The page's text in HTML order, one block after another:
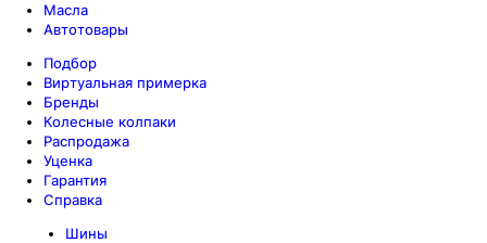
Масла
Автотовары
Подбор
Виртуальная примерка
Бренды
Колесные колпаки
Распродажа
Уценка
Гарантия
Справка
Шины